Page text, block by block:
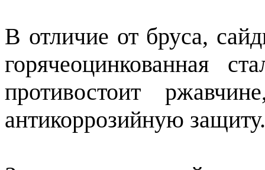
В отличие от бруса,
горячеоцинкованная
противостоит
антикоррозийную защиту.